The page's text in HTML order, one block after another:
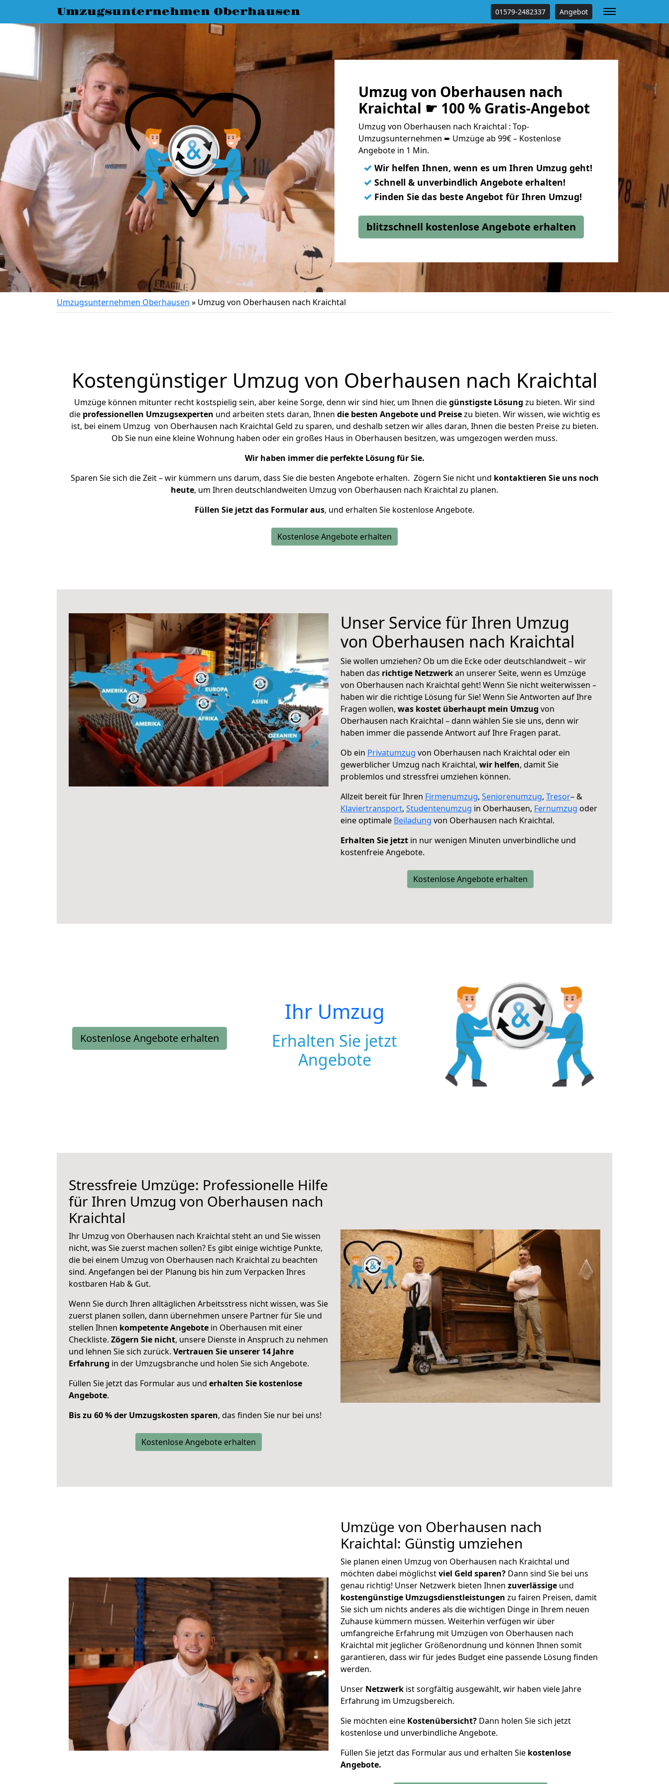
Umzugsunternehmen Oberhausen 01579-2482337 Angebot
Umzug von Oberhausen nach
Kraichtal ☛ 100 % Gratis-Angebot
Umzug von Oberhausen nach Kraichtal : Top-
Umzugsunternehmen ➨ Umzüge ab 99€ – Kostenlose
Angebote in 1 Min.
✓ Wir helfen Ihnen, wenn es um Ihren Umzug geht!
✓ Schnell & unverbindlich Angebote erhalten!
✓ Finden Sie das beste Angebot für Ihren Umzug!
blitzschnell kostenlose Angebote erhalten
Umzugsunternehmen Oberhausen » Umzug von Oberhausen nach Kraichtal
Kostengünstiger Umzug von Oberhausen nach Kraichtal
Umzüge können mitunter recht kostspielig sein, aber keine Sorge, denn wir sind hier, um Ihnen diegünstigste Lösung zu bieten. Wir sind
die professionellen Umzugsexperten und arbeiten stets daran, Ihnen die besten Angebote und Preisezu bieten. Wir wissen, wie wichtig es
ist, bei einem Umzug von Oberhausen nach Kraichtal Geld zu sparen, und deshalb setzen wir alles daran, Ihnen die besten Preise zu bieten.
Ob Sie nun eine kleine Wohnung haben oder ein großes Haus in Oberhausen besitzen, was umgezogen werden muss.
Wir haben immer die perfekte Lösung für Sie.
Sparen Sie sich die Zeit – wir kümmern uns darum, dass Sie die besten Angebote erhalten. Zögern Sie nicht und kontaktieren Sie uns noch
heute, um Ihren deutschlandweiten Umzug von Oberhausen nach Kraichtal zu planen.
Füllen Sie jetzt das Formular aus, und erhalten Sie kostenlose Angebote.
Kostenlose Angebote erhalten
Unser Service für Ihren Umzug
von Oberhausen nach Kraichtal
Sie wollen umziehen? Ob um die Ecke oder deutschlandweit – wir
haben das richtige Netzwerkan unserer Seite, wenn es Umzüge
von Oberhausen nach Kraichtal geht! Wenn Sie nicht weiterwissen –
haben wir die richtige Lösung für Sie! Wenn Sie Antworten auf Ihre
Fragen wollen, was kostet überhaupt mein Umzug von
Oberhausen nach Kraichtal – dann wählen Sie sie uns, denn wir
haben immer die passende Antwort auf Ihre Fragen parat.
Ob ein Privatumzug von Oberhausen nach Kraichtal oder ein
gewerblicher Umzug nach Kraichtal, wir helfen, damit Sie
problemlos und stressfrei umziehen können.
Allzeit bereit für Ihren Firmenumzug, Seniorenumzug, Tresor– &
Klaviertransport, Studentenumzug in Oberhausen, Fernumzug oder
eine optimale Beiladung von Oberhausen nach Kraichtal.
Erhalten Sie jetzt in nur wenigen Minuten unverbindliche und
kostenfreie Angebote.
Kostenlose Angebote erhalten
Kostenlose Angebote erhalten
Ihr Umzug
Erhalten Sie jetzt
Angebote
Stressfreie Umzüge: Professionelle Hilfe
für Ihren Umzug von Oberhausen nach
Kraichtal
Ihr Umzug von Oberhausen nach Kraichtal steht an und Sie wissen
nicht, was Sie zuerst machen sollen? Es gibt einige wichtige Punkte,
die bei einem Umzug von Oberhausen nach Kraichtal zu beachten
sind. Angefangen bei der Planung bis hin zum Verpacken Ihres
kostbaren Hab & Gut.
Wenn Sie durch Ihren alltäglichen Arbeitsstress nicht wissen, was Sie
zuerst planen sollen, dann übernehmen unsere Partner für Sie und
stellen Ihnen kompetente Angebote in Oberhausen mit einer
Checkliste. Zögern Sie nicht, unsere Dienste in Anspruch zu nehmen
und lehnen Sie sich zurück. Vertrauen Sie unserer 14 Jahre
Erfahrung in der Umzugsbranche und holen Sie sich Angebote.
Füllen Sie jetzt das Formular aus und erhalten Sie kostenlose
Angebote.
Bis zu 60 % der Umzugskosten sparen, das finden Sie nur bei uns!
Kostenlose Angebote erhalten
Umzüge von Oberhausen nach
Kraichtal: Günstig umziehen
Sie planen einen Umzug von Oberhausen nach Kraichtal und
möchten dabei möglichstviel Geld sparen? Dann sind Sie bei uns
genau richtig! Unser Netzwerk bieten Ihnen zuverlässige und
kostengünstige Umzugsdienstleistungen zu fairen Preisen, damit
Sie sich um nichts anderes als die wichtigen Dinge in Ihrem neuen
Zuhause kümmern müssen. Weiterhin verfügen wir über
umfangreiche Erfahrung mit Umzügen von Oberhausen nach
Kraichtal mit jeglicher Größenordnung und können Ihnen somit
garantieren, dass wir für jedes Budget eine passende Lösung finden
werden.
Unser Netzwerk ist sorgfältig ausgewählt, wir haben viele Jahre
Erfahrung im Umzugsbereich.
Sie möchten eine Kostenübersicht? Dann holen Sie sich jetzt
kostenlose und unverbindliche Angebote.
Füllen Sie jetzt das Formular aus und erhalten Sie kostenlose
Angebote.